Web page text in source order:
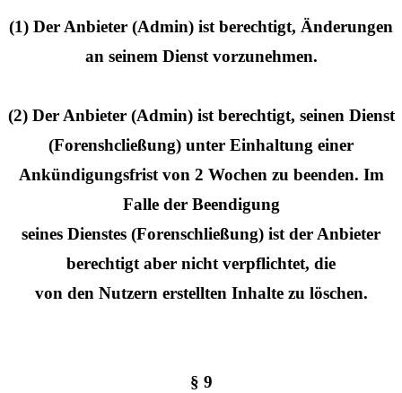
(1) Der Anbieter (Admin) ist berechtigt, Änderungen
an seinem Dienst vorzunehmen.
(2) Der Anbieter (Admin) ist berechtigt, seinen Dienst
(Forenshcließung) unter Einhaltung einer
Ankündigungsfrist von 2 Wochen zu beenden. Im
Falle der Beendigung
seines Dienstes (Forenschließung) ist der Anbieter
berechtigt aber nicht verpflichtet, die
von den Nutzern erstellten Inhalte zu löschen.
§ 9